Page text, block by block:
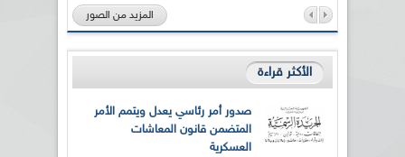
المزيد من الصور
الأكثر قراءة
صدور أمر رئاسي يعدل ويتمم الأمر
المتضمن قانون المعاشات
العسكرية